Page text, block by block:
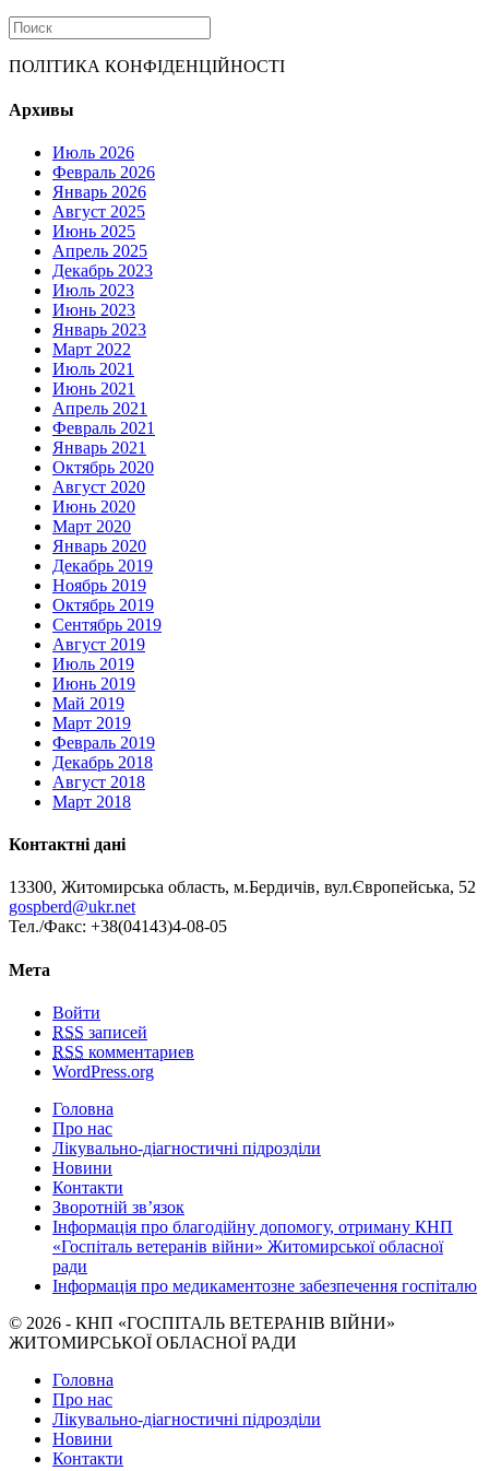
ПОЛІТИКА КОНФІДЕНЦІЙНОСТІ
Архивы
Июль 2026
Февраль 2026
Январь 2026
Август 2025
Июнь 2025
Апрель 2025
Декабрь 2023
Июль 2023
Июнь 2023
Январь 2023
Март 2022
Июль 2021
Июнь 2021
Апрель 2021
Февраль 2021
Январь 2021
Октябрь 2020
Август 2020
Июнь 2020
Март 2020
Январь 2020
Декабрь 2019
Ноябрь 2019
Октябрь 2019
Сентябрь 2019
Август 2019
Июль 2019
Июнь 2019
Май 2019
Март 2019
Февраль 2019
Декабрь 2018
Август 2018
Март 2018
Контактні дані
13300, Житомирська область, м.Бердичів, вул.Європейська, 52
gospberd@ukr.net
Тел./Факс: +38(04143)4-08-05
Мета
Войти
RSS записей
RSS комментариев
WordPress.org
Головна
Про нас
Лікувально-діагностичні підрозділи
Новини
Контакти
Зворотній зв’язок
Інформація про благодійну допомогу, отриману КНП
«Госпіталь ветеранів війни» Житомирської обласної
ради
Інформація про медикаментозне забезпечення госпіталю
© 2026 - КНП «ГОСПІТАЛЬ ВЕТЕРАНІВ ВІЙНИ»
ЖИТОМИРСЬКОЇ ОБЛАСНОЇ РАДИ
Головна
Про нас
Лікувально-діагностичні підрозділи
Новини
Контакти